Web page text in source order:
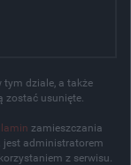
tym dziale, a także
zostać usunięte.
zamieszczania
jest administratorem
z serwisu.